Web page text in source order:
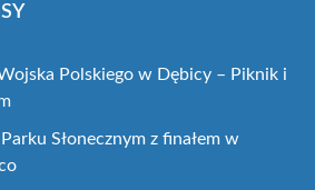
Polskiego w Dębicy – Piknik i
Słonecznym z finałem w